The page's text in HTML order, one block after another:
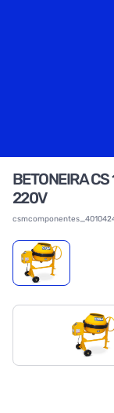
BETONEIRA
220V